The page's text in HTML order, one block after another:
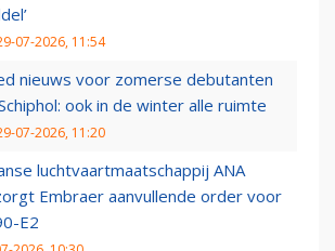
07-2026, 11:54
nieuws voor zomerse debutanten
ook in de winter alle ruimte
07-2026, 11:20
luchtvaartmaatschappij ANA
Embraer aanvullende order voor
E2